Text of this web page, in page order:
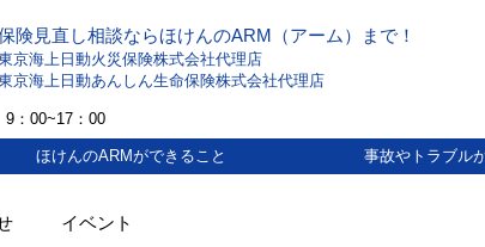
険見直し相談ならほけんのARM（アーム）まで！
京海上日動火災保険株式会社代理店
京海上日動あんしん生命保険株式会社代理店
：00~17：00
ほけんのARMができること 事故やトラブル
イベント